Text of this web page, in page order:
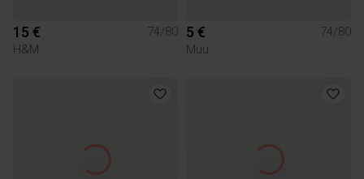
15 €
74/80
H&M
5 €
74/80
Muu